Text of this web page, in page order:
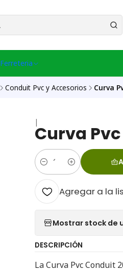
Ferreteria
Conduit Pvc y Accesorios Curva
|
Curva
Cantidad
Agregar a la
Mostrar stock de
DESCRIPCIÓN
La Curva Pvc Conduit